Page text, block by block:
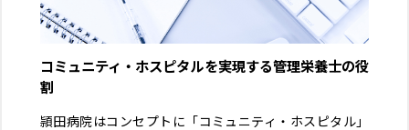
コミュニティ・ホスピタルを実現する管理栄養士の役
割
頴田病院はコンセプトに「コミュニティ・ホスピタル」